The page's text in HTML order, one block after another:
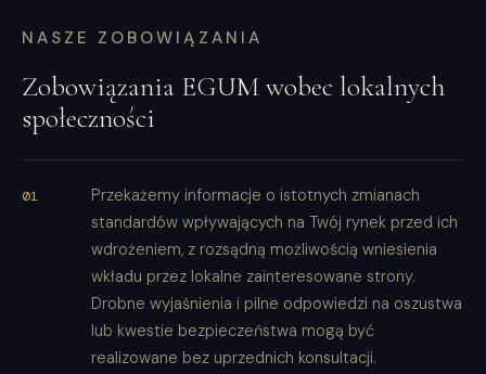
NASZE ZOBOWIĄZANIA
Zobowiązania EGUM wobec lokalnych
społeczności
Przekażemy informacje o istotnych zmianach
standardów wpływających na Twój rynek przed ich
wdrożeniem, z rozsądną możliwością wniesienia
wkładu przez lokalne zainteresowane strony.
Drobne wyjaśnienia i pilne odpowiedzi na oszustwa
lub kwestie bezpieczeństwa mogą być
realizowane bez uprzednich konsultacji.